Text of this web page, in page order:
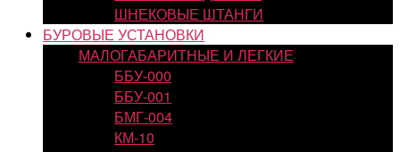
ШНЕКОВЫЕ ШТАНГИ
БУРОВЫЕ УСТАНОВКИ
МАЛОГАБАРИТНЫЕ И ЛЕГКИЕ
ББУ-000
ББУ-001
БМГ-004
КМ-10